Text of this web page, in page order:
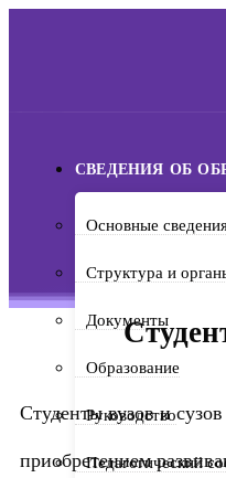
СВЕДЕНИЯ ОБ
Основные
Структура и
Документы
Образование
Руководство
Педагогический
Студенты вузов и
приобретением